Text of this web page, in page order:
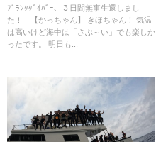
ﾌﾞﾗﾝｸﾀﾞｲﾊﾞｰ、３日間無事生還しまし
た！ 【かっちゃん】 きほちゃん！ 気温
は高いけど海中は「さぶ～い」でも楽しか
ったです。 明日も...